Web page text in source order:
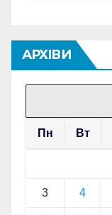
АРХІВИ
Пн Вт
3 4